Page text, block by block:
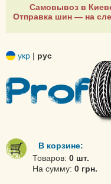
Самовывоз в
Отправка шин — на
укр | рус
В корзине:
Товаров: 0 шт.
На сумму: 0 грн.